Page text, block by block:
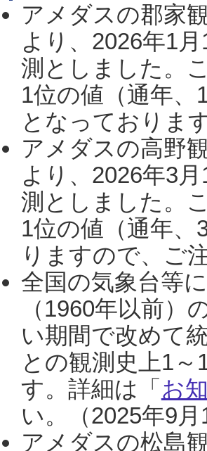
アメダスの郡家
より、2026年1
測としました。
1位の値（通年、
となっておりま
アメダスの高野
より、2026年3
測としました。
1位の値（通年
りますので、ご
全国の気象台等
（1960年以前
い期間で改めて
との観測史上1
す。詳細は「 お
い。（2025年9月
アメダスの松島